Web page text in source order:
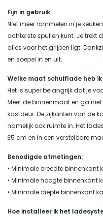
Fijn in gebruik
Niet meer rommelen in je
achterste spullen kunt. Je trekt
alles voor het grijpen ligt.
en soepel in en uit.
Welke maat schuiflade heb
Het is super belangrijk dat je
Meet de binnenmaat en ga
kastdeur. De zijkanten van de
namelijk ook ruimte in. Het
35 cm en in een verstelbare
Benodigde afmetingen:
• Minimale breedte binnenkant
• Minimale hoogte binnenkant
• Minimale diepte binnenkant
Hoe installeer ik het